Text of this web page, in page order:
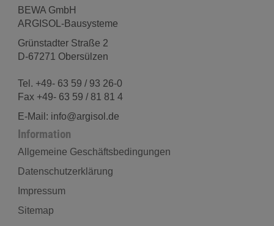
BEWA GmbH
ARGISOL-Bausysteme
Grünstadter Straße 2
D-67271 Obersülzen
Tel. +49- 63 59 / 93 26-0
Fax +49- 63 59 / 81 81 4
E-Mail: info@argisol.de
Information
Allgemeine Geschäftsbedingungen
Datenschutzerklärung
Impressum
Sitemap